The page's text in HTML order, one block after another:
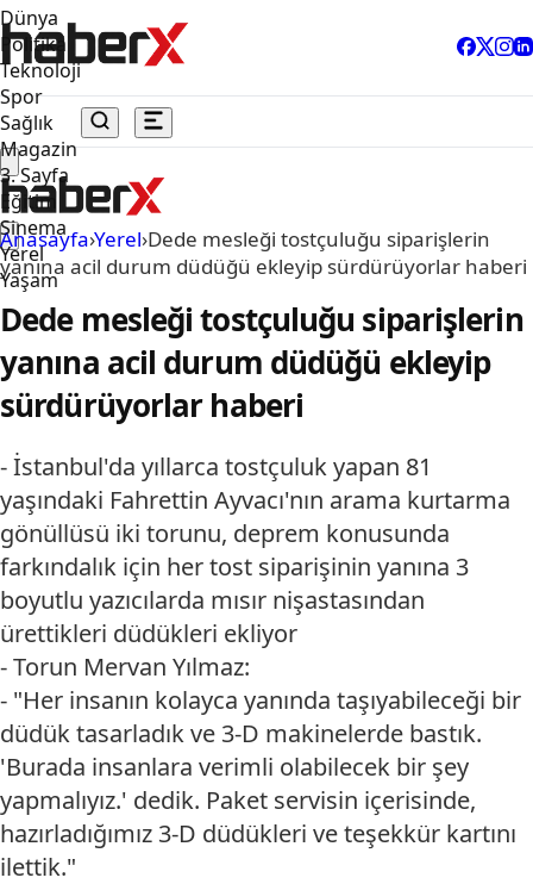
Dünya
Politika
Teknoloji
Spor
Sağlık
Magazin
3. Sayfa
Eğitim
Sinema
Yerel
Yaşam
Anasayfa›Yerel›Dede mesleği tostçuluğu siparişlerin
yanına acil durum düdüğü ekleyip sürdürüyorlar haberi
Dede mesleği tostçuluğu siparişlerin
yanına acil durum düdüğü ekleyip
sürdürüyorlar haberi
- İstanbul'da yıllarca tostçuluk yapan 81
yaşındaki Fahrettin Ayvacı'nın arama kurtarma
gönüllüsü iki torunu, deprem konusunda
farkındalık için her tost siparişinin yanına 3
boyutlu yazıcılarda mısır nişastasından
ürettikleri düdükleri ekliyor
- Torun Mervan Yılmaz:
- "Her insanın kolayca yanında taşıyabileceği bir
düdük tasarladık ve 3-D makinelerde bastık.
'Burada insanlara verimli olabilecek bir şey
yapmalıyız.' dedik. Paket servisin içerisinde,
hazırladığımız 3-D düdükleri ve teşekkür kartını
ilettik."